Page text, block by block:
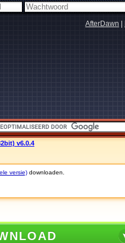
AfterDawn
v6.0.4
versie) downloaden.